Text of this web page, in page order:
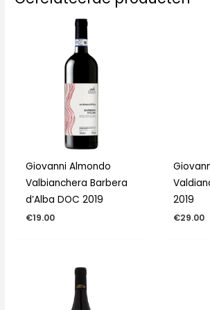
Giovanni Almondo
Valbianchera Barbera
d’Alba DOC 2019
€19.00
2019
€29.00